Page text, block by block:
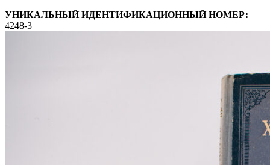
УНИКАЛЬНЫЙ ИДЕНТИФИКАЦИОННЫЙ НОМЕР:
4248-3